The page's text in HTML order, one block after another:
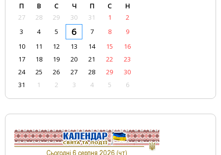
П
В С Ч П С
Н
27
28 29 30 31 1
2
3
4 5 6 7 8
9
10
11 12 13 14 15
16
17
18 19 20 21 22
23
24
25 26 27 28 29
30
31
1 2 3 4 5 6